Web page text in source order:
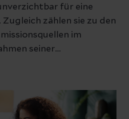
für eine
zählen sie zu den
im
seiner
Helios seit 2023 in seinen
Aktivkohlefiltern
Recycling zugeführt